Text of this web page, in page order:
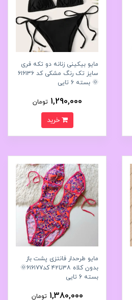
مایو بیکینی زنانه دو تکه فری
سایز تک رنگ مشکی کد ۶۱۶۱۳۶
🌞 بسته 6 تایی
1,290,000 تومان
خرید
مایو طرحدار فانتزی پشت باز
بدون کلاه ۳۸تا۴۲ کد۶۱۶۱۷۷🌞
بسته 6 تایی
1,380,000 تومان